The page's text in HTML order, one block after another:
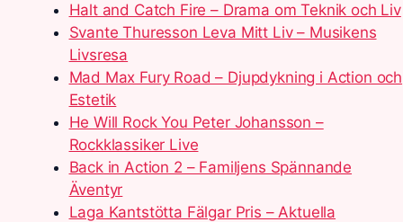
Halt and Catch Fire – Drama om Teknik och Liv
Svante Thuresson Leva Mitt Liv – Musikens
Livsresa
Mad Max Fury Road – Djupdykning i Action och
Estetik
He Will Rock You Peter Johansson –
Rockklassiker Live
Back in Action 2 – Familjens Spännande
Äventyr
Laga Kantstötta Fälgar Pris – Aktuella